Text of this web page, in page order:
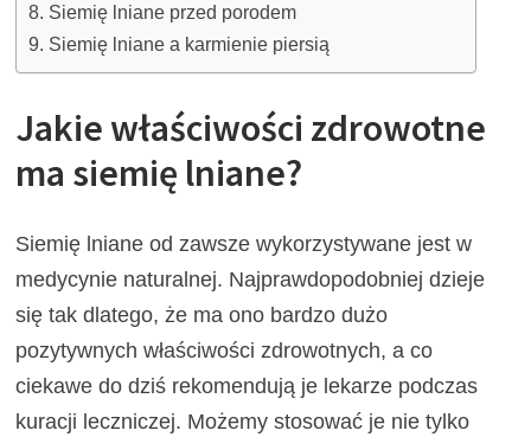
Siemię lniane przed porodem
Siemię lniane a karmienie piersią
Jakie właściwości zdrowotne
ma siemię lniane?
Siemię lniane od zawsze wykorzystywane jest w
medycynie naturalnej. Najprawdopodobniej dzieje
się tak dlatego, że ma ono bardzo dużo
pozytywnych właściwości zdrowotnych, a co
ciekawe do dziś rekomendują je lekarze podczas
kuracji leczniczej. Możemy stosować je nie tylko